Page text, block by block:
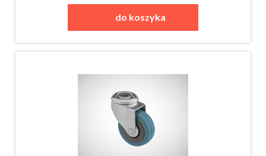
do koszyka